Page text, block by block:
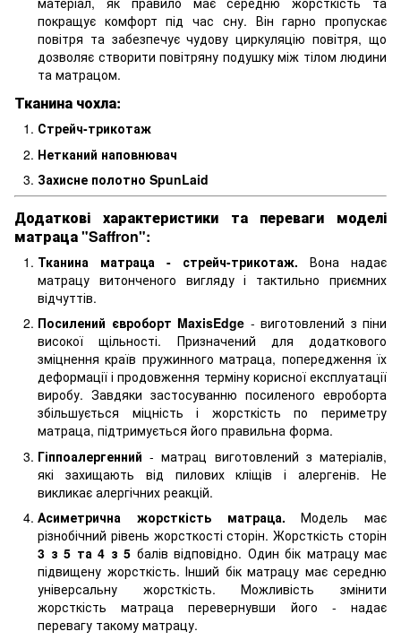
покращує комфорт під час сну. Він гарно пропускає
повітря та забезпечує чудову циркуляцію повітря, що
дозволяє створити повітряну подушку між тілом людини
та матрацом.
Тканина чохла:
Стрейч-трикотаж
Нетканий наповнювач
Захисне полотно SpunLaid
Додаткові характеристики та переваги моделі
матраца "Saffron":
Тканина матраца - стрейч-трикотаж. Вона
надає
матрацу витонченого вигляду і тактильно приємних
відчуттів.
Посилений євроборт MaxisEdge - виготовлений з піни
високої щільності. Призначений для додаткового
зміцнення країв пружинного матраца, попередження їх
деформації і продовження терміну корисної експлуатації
виробу. Завдяки застосуванню посиленого евроборта
збільшується міцність і жорсткість по периметру
матраца, підтримується його правильна форма.
Гіппоалергенний - матрац виготовлений з матеріалів,
які захищають від пилових кліщів і алергенів. Не
викликає алергічних реакцій.
Асиметрична жорсткість матраца.Модель має
різнобічний рівень жорсткості сторін. Жорсткість сторін
3 з 5 та 4 з 5 балів відповідно. Один бік матрацу має
підвищену жорсткість. Інший бік матрацу має середню
універсальну жорсткість. Можливість змінити
жорсткість матраца перевернувши його - надає
перевагу такому матрацу.